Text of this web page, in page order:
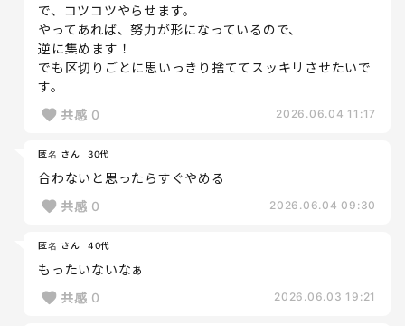
で、コツコツやらせます。
やってあれば、努力が形になっているので、
逆に集めます！
でも区切りごとに思いっきり捨ててスッキリさせたいで
す。
共感 0 2026.06.04 11:17
匿名 さん 30代
合わないと思ったらすぐやめる
共感 0 2026.06.04 09:30
匿名 さん 40代
もったいないなぁ
共感 0 2026.06.03 19:21